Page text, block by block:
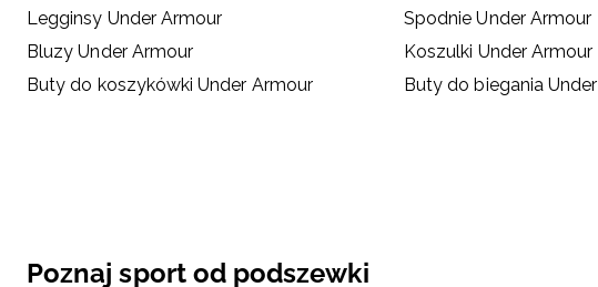
Legginsy Under Armour Spodnie Under Armour
Bluzy Under Armour
Koszulki Under Armour
Buty do koszykówki Under Armour
Buty do biegania
Poznaj sport od podszewki